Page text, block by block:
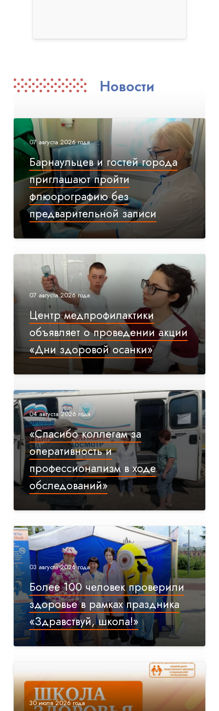
Новости
07 августа 2026 года
Барнаульцев и гостей города
приглашают пройти
флюорографию без
предварительной записи
07 августа 2026 года
Центр медпрофилактики
объявляет о проведении акции
«Дни здоровой осанки»
04 августа 2026 года
«Спасибо коллегам за
оперативность и
профессионализм в ходе
обследований»
03 августа 2026 года
Более 100 человек проверили
здоровье в рамках праздника
«Здравствуй, школа!»
30 июля 2026 года